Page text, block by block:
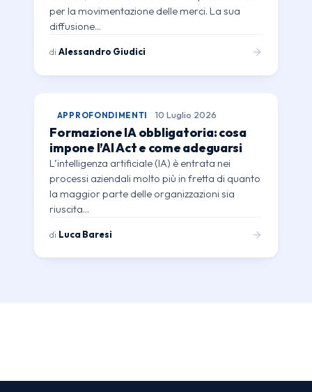
per la movimentazione delle merci. La sua
diffusione…
diAlessandro Giudici
APPROFONDIMENTI 10 Luglio 2026
Formazione IA obbligatoria: cosa
impone l’AI Act e come adeguarsi
L’intelligenza artificiale (IA) è entrata nei
processi aziendali molto più in fretta di quanto
la maggior parte delle organizzazioni sia
riuscita…
di Luca Baresi